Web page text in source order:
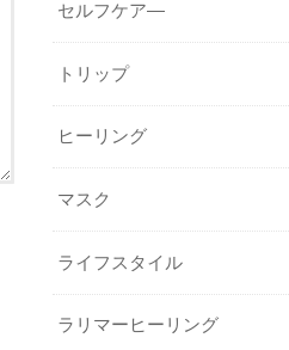
セルフケア―
トリップ
ヒーリング
マスク
ライフスタイル
ラリマーヒーリング